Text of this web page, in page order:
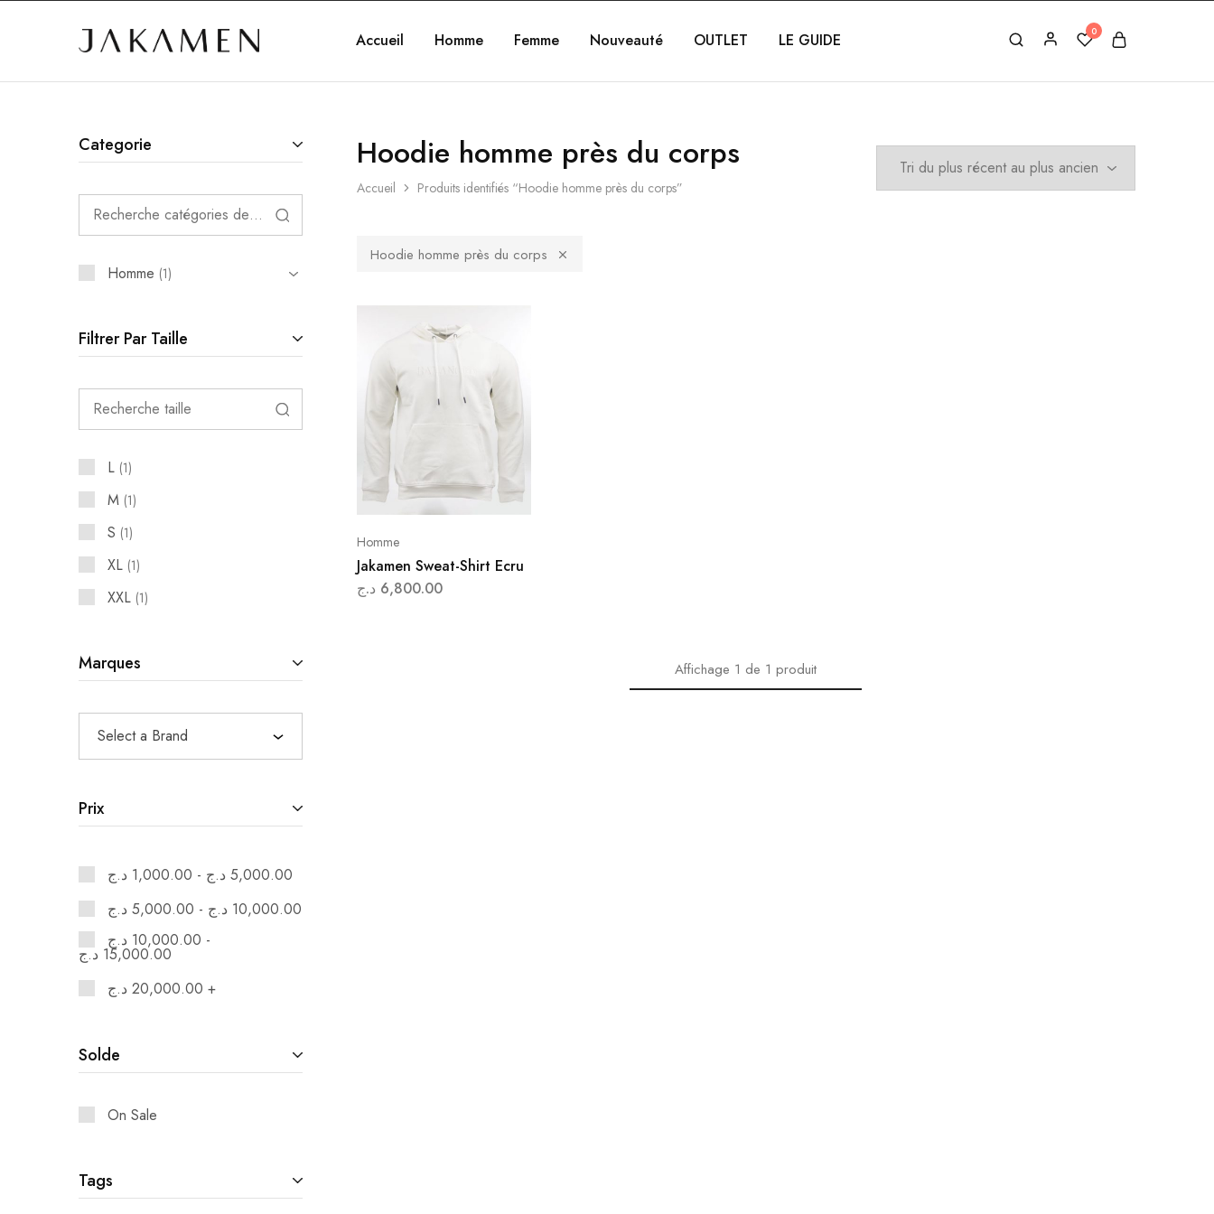
Jakamen Accueil Homme Femme Nouveauté OUTLET LE GUIDE 0
Hoodie homme près du corps
Accueil Produits identifiés “Hoodie homme près du corps”
Hoodie homme près du corps
Homme
Jakamen Sweat-Shirt Ecru
6,800.00 د.ج
Affichage 1de 1produit
Categorie
Homme 1
Filtrer Par Taille
L 1
M 1
S 1
XL 1
XXL 1
Marques
Select a Brand
Prix
1,000.00 د.ج - 5,000.00 د.ج
5,000.00 د.ج - 10,000.00 د.ج
10,000.00 د.ج -
15,000.00 د.ج
20,000.00 د.ج +
Solde
On Sale
Tags